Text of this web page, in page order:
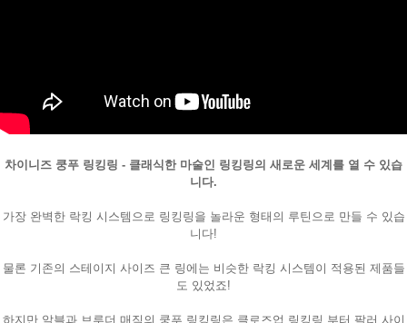
페이코 ID로
PAYCO 바로
차이니즈 쿵푸 링킹링 - 클래식한 마술인 링킹링의 새로운 세계를 열 수 있습
니다.
가장 완벽한 락킹 시스템으로 링킹링을 놀라운 형태의 루틴으로 만들 수 있습
니다!
물론 기존의 스테이지 사이즈 큰 링에는 비슷한 락킹 시스템이 적용된 제품들
도 있었죠!
하지만 알블과 브루더 매직의 쿵푸 링킹링은 클로즈업 링킹링 부터 팔러 사이